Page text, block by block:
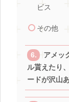
ビス
その他
アメッ
ル貰えたり
ードが沢山